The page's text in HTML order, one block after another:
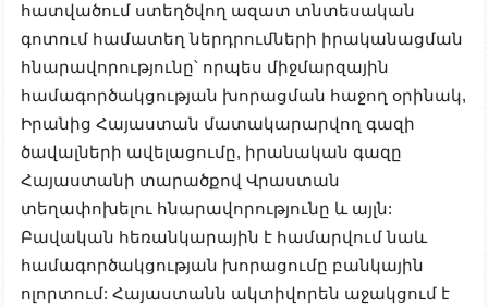
հատվածում ստեղծվող ազատ տնտեսական
գոտում համատեղ ներդրումների իրականացման
հնարավորությունը՝ որպես միջմարզային
համագործակցության խորացման հաջող օրինակ,
Իրանից Հայաստան մատակարարվող գազի
ծավալների ավելացումը, իրանական գազը
Հայաստանի տարածքով Վրաստան
տեղափոխելու հնարավորությունը և այլն:
Բավական հեռանկարային է համարվում նաև
համագործակցության խորացումը բանկային
ոլորտում: Հայաստանն ակտիվորեն աջակցում է